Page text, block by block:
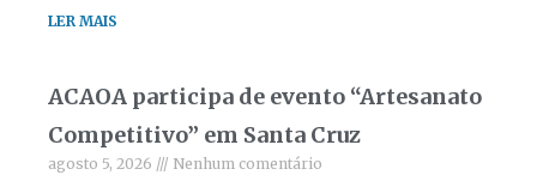
LER MAIS
ACAOA participa de evento “Artesanato
Competitivo” em Santa Cruz
agosto 5, 2026 Nenhum comentário